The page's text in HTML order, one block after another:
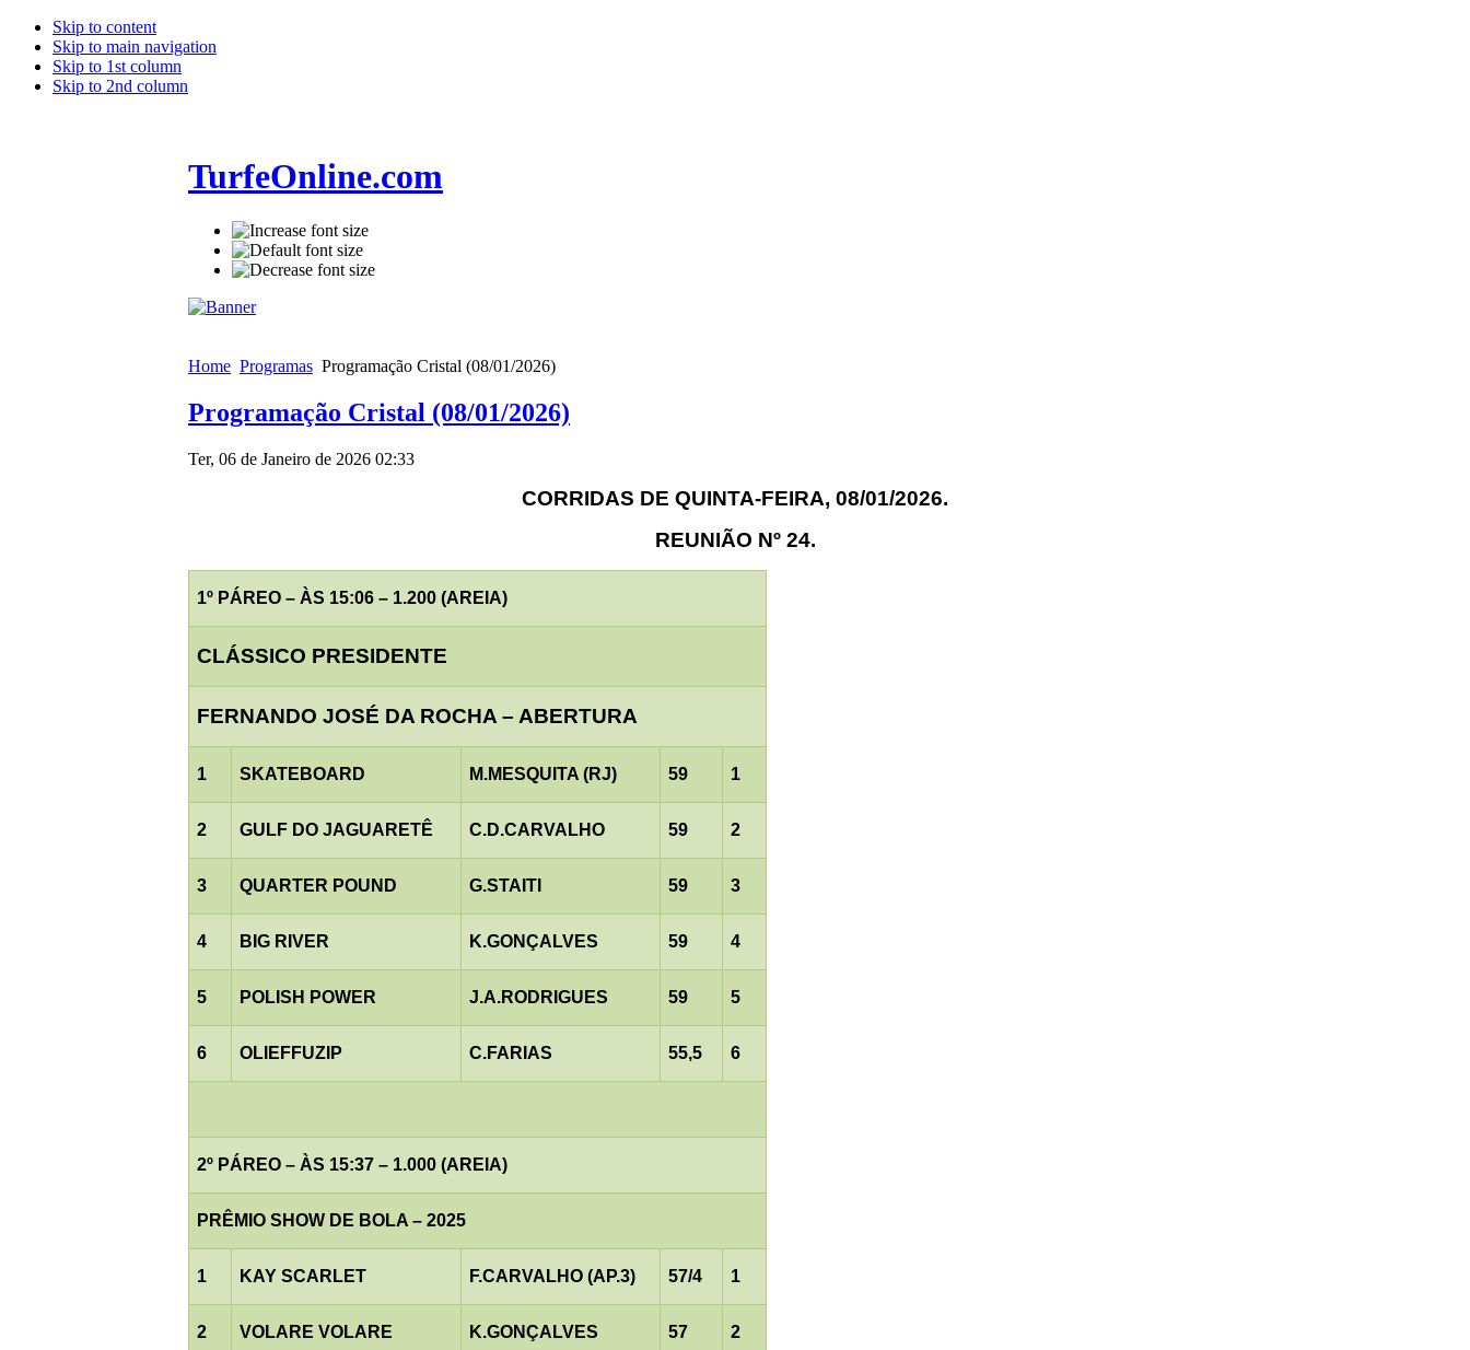
Skip to content
Skip to main navigation
Skip to 1st column
Skip to 2nd column
TurfeOnline.com
Home Programas Programação Cristal (08/01/2026)
Programação Cristal (08/01/2026)
Ter, 06 de Janeiro de 2026 02:33
CORRIDAS DE QUINTA-FEIRA, 08/01/2026.
REUNIÃO Nº 24.
1º PÁREO – ÀS 15:06 – 1.200 (AREIA)
CLÁSSICO PRESIDENTE
FERNANDO JOSÉ DA ROCHA – ABERTURA
1 SKATEBOARD M.MESQUITA (RJ) 59 1
2 GULF DO JAGUARETÊ C.D.CARVALHO 59 2
3 QUARTER POUND G.STAITI 59 3
4 BIG RIVER K.GONÇALVES 59 4
5 POLISH POWER J.A.RODRIGUES 59 5
6 OLIEFFUZIP C.FARIAS 55,5 6
2º PÁREO – ÀS 15:37 – 1.000 (AREIA)
PRÊMIO SHOW DE BOLA – 2025
1 KAY SCARLET F.CARVALHO (AP.3) 57/4 1
2 VOLARE VOLARE K.GONÇALVES 57 2